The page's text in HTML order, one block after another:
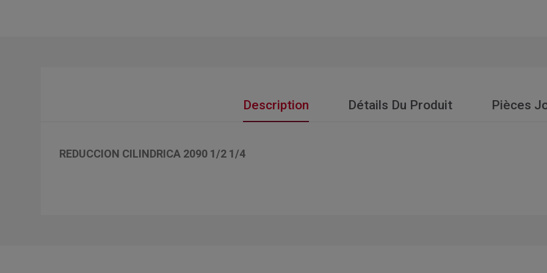
Description Détails Du Produit Pièces
REDUCCION CILINDRICA 2090 1/2 1/4